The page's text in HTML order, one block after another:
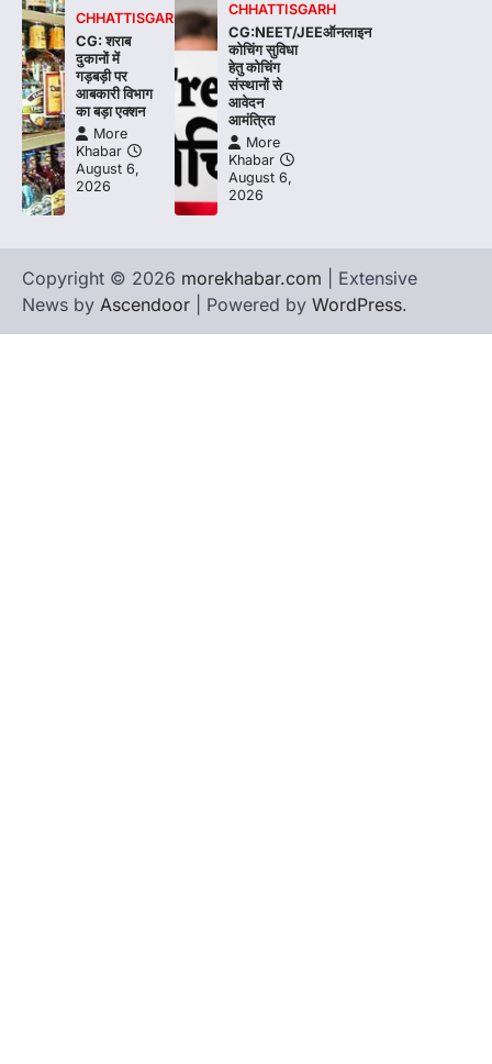
CHHATTISGARH
CG: शराब
दुकानों में
गड़बड़ी पर
आबकारी विभाग
का बड़ा एक्शन
More
Khabar
August 6,
2026
CHHATTISGARH
CG:NEET/JEEऑनलाइन
कोचिंग सुविधा
हेतु कोचिंग
संस्थानों से
आवेदन
आमंत्रित
More
Khabar
August 6,
2026
Copyright © 2026 morekhabar.com | Extensive
News by Ascendoor | Powered by WordPress.